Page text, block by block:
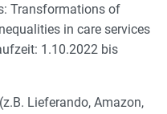
Transformations of
in care services
1.10.2022 bis
Lieferando, Amazon,